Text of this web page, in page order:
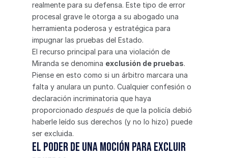
realmente para su defensa. Este tipo de error
procesal grave le otorga a su abogado una
herramienta poderosa y estratégica para
impugnar las pruebas del Estado.
El recurso principal para una violación de
Miranda se denomina exclusión de pruebas.
Piense en esto como si un árbitro marcara una
falta y anulara un punto. Cualquier confesión o
declaración incriminatoria que haya
proporcionado después de que la policía debió
haberle leído sus derechos (y no lo hizo) puede
ser excluida.
El poder de una Moción para excluir